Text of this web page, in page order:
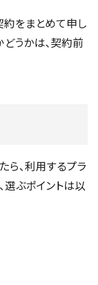
約をまとめて申し
うかは、契約前
ら、利用するプラ
選ぶポイントは以